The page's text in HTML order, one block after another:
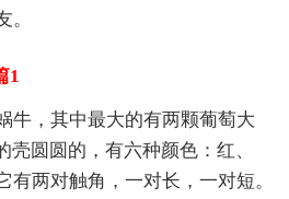
。
1
牛，其中最大的有两颗葡萄大
壳圆圆的，有六种颜色：红、
有两对触角，一对长，一对短。